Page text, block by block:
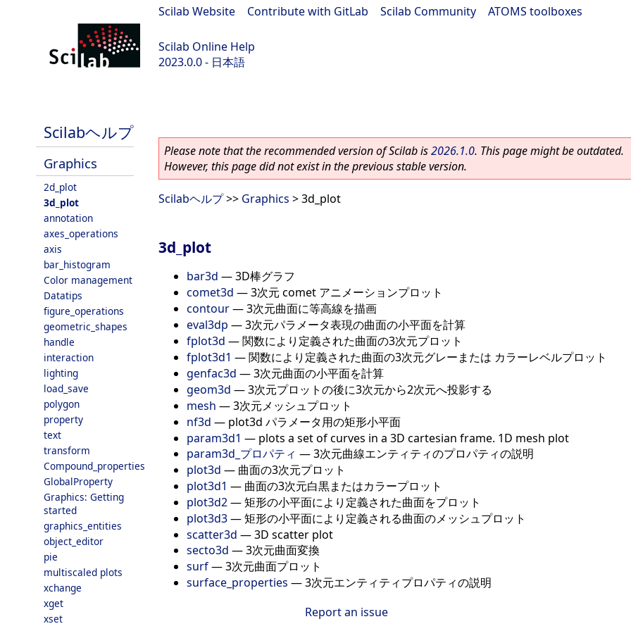
Scilab Website Contribute with GitLab Scilab Community ATOMS toolboxes
Scilab Online Help
2023.0.0 - 日本語
Scilabヘルプ
Graphics
2d_plot
3d_plot
annotation
axes_operations
axis
bar_histogram
Color management
Datatips
figure_operations
geometric_shapes
handle
interaction
lighting
load_save
polygon
property
text
transform
Compound_properties
GlobalProperty
Graphics: Getting
started
graphics_entities
object_editor
pie
multiscaled plots
xchange
xget
xset
Please note that the recommended version of Scilab is2026.1.0. This page might be outdated.
However, this page did not exist in the previous stable version.
Scilabヘルプ>> Graphics > 3d_plot
3d_plot
bar3d —3D棒グラフ
comet3d —3次元 comet アニメーションプロット
contour—3次元曲面に等高線を描画
eval3dp —3次元パラメータ表現の曲面の小平面を計算
fplot3d —関数により定義された曲面の3次元プロット
fplot3d1 —関数により定義された曲面の3次元グレーまたは カラーレベルプロット
genfac3d —3次元曲面の小平面を計算
geom3d —3次元プロットの後に3次元から2次元へ投影する
mesh —3次元メッシュプロット
nf3d — plot3d パラメータ用の矩形小平面
param3d1 — plots a set of curves in a 3D cartesian frame. 1D mesh plot
param3d_プロパティ —3次元曲線エンティティのプロパティの説明
plot3d — 曲面の3次元プロット
plot3d1 — 曲面の3次元白黒またはカラープロット
plot3d2—矩形の小平面により定義された曲面をプロット
plot3d3—矩形の小平面により定義される曲面のメッシュプロット
scatter3d —3D scatter plot
secto3d —3次元曲面変換
surf—3次元曲面プロット
surface_properties —3次元エンティティプロパティの説明
Report an issue